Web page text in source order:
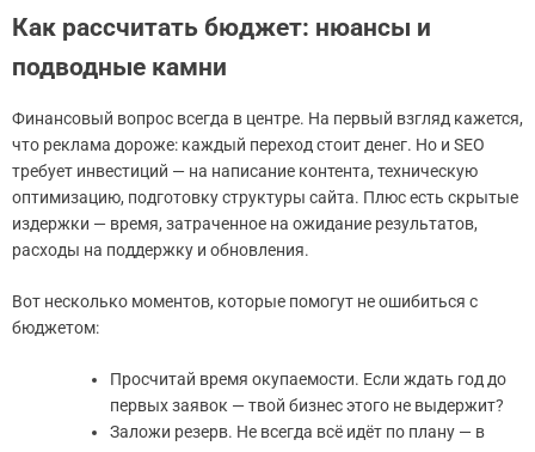
Как рассчитать бюджет: нюансы и
подводные камни
Финансовый вопрос всегда в центре. На первый взгляд кажется,
что реклама дороже: каждый переход стоит денег. Но и SEO
требует инвестиций — на написание контента, техническую
оптимизацию, подготовку структуры сайта. Плюс есть скрытые
издержки — время, затраченное на ожидание результатов,
расходы на поддержку и обновления.
Вот несколько моментов, которые помогут не ошибиться с
бюджетом:
Просчитай время окупаемости. Если ждать год до
первых заявок — твой бизнес этого не выдержит?
Заложи резерв. Не всегда всё идёт по плану — в